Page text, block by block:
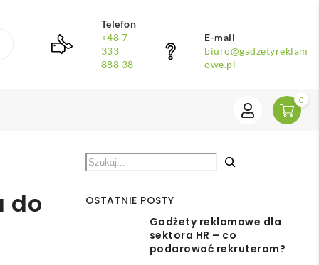
Telefon
+48 7
333
888 38
E-mail
biuro@gadzetyreklam
owe.pl
0
do
OSTATNIE POSTY
Gadżety reklamowe dla
sektora HR – co
podarować rekruterom?